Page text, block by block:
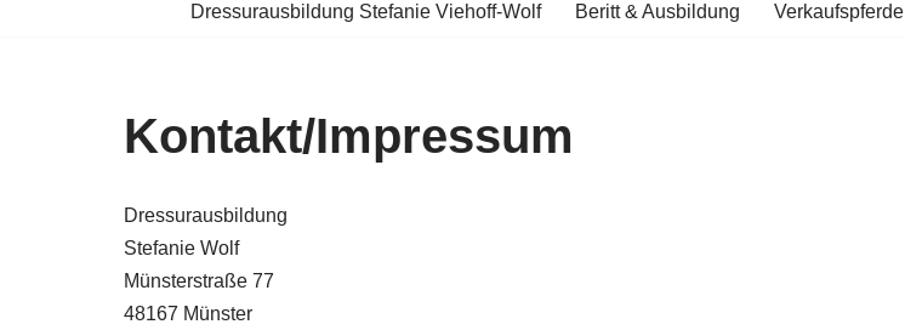
Dressurausbildung Stefanie Viehoff-Wolf Beritt & Ausbildung Verkaufspferde
Kontakt/Impressum
Dressurausbildung
Stefanie Wolf
Münsterstraße 77
48167 Münster